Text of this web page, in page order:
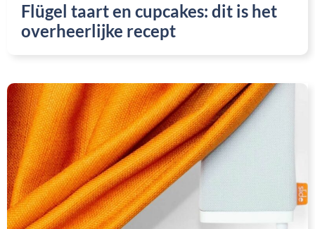
Flügel taart en cupcakes: dit is het
overheerlijke recept